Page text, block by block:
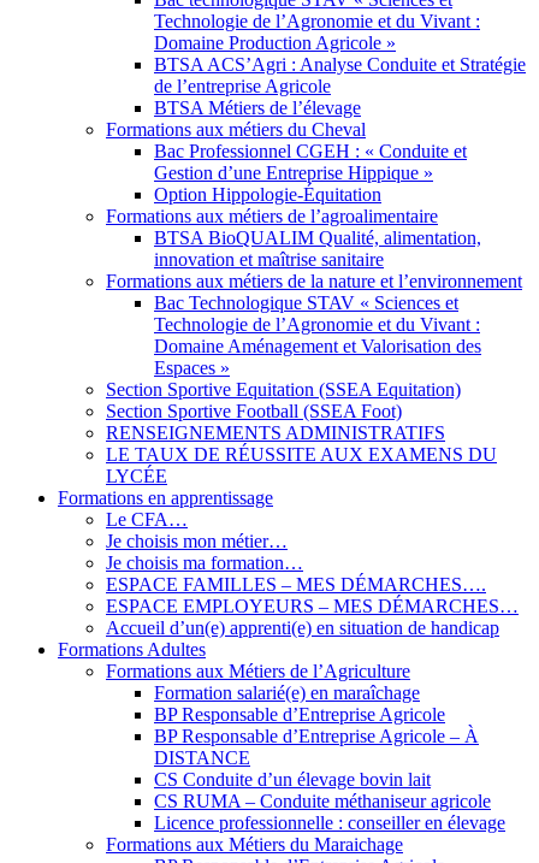
Technologie de l’Agronomie et du Vivant :
Domaine Production Agricole »
BTSA ACS’Agri : Analyse Conduite et Stratégie
de l’entreprise Agricole
BTSA Métiers de l’élevage
Formations aux métiers du Cheval
Bac Professionnel CGEH : « Conduite et
Gestion d’une Entreprise Hippique »
Option Hippologie-Équitation
Formations aux métiers de l’agroalimentaire
BTSA BioQUALIM Qualité, alimentation,
innovation et maîtrise sanitaire
Formations aux métiers de la nature et l’environnement
Bac Technologique STAV « Sciences et
Technologie de l’Agronomie et du Vivant :
Domaine Aménagement et Valorisation des
Espaces »
Section Sportive Equitation (SSEA Equitation)
Section Sportive Football (SSEA Foot)
RENSEIGNEMENTS ADMINISTRATIFS
LE TAUX DE RÉUSSITE AUX EXAMENS DU
LYCÉE
Formations en apprentissage
Le CFA…
Je choisis mon métier…
Je choisis ma formation…
ESPACE FAMILLES – MES DÉMARCHES….
ESPACE EMPLOYEURS – MES DÉMARCHES…
Accueil d’un(e) apprenti(e) en situation de handicap
Formations Adultes
Formations aux Métiers de l’Agriculture
Formation salarié(e) en maraîchage
BP Responsable d’Entreprise Agricole
BP Responsable d’Entreprise Agricole – À
DISTANCE
CS Conduite d’un élevage bovin lait
CS RUMA – Conduite méthaniseur agricole
Licence professionnelle : conseiller en élevage
Formations aux Métiers du Maraichage